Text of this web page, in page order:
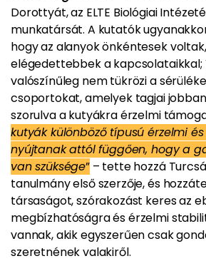
Dorottyát, az ELTE Biológiai
munkatársát. A kutatók
hogy az alanyok önkéntesek
elégedettebbek a
valószínűleg nem tükrözi a
csoportokat, amelyek tagjai
szorulva a kutyákra érzelmi
kutyák különböző típusú érzelmi
nyújtanak attól függően, hogy a
van szüksége”– tette hozzá
tanulmány első szerzője, és
társaságot, szórakozást keres az
megbízhatóságra és érzelmi
vannak, akik egyszerűen csak
szeretnének valakiről.